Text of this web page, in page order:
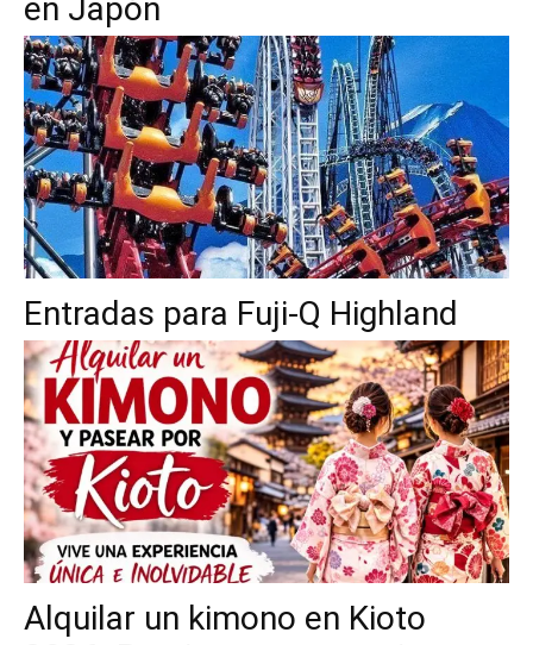
en Japón
Entradas para Fuji-Q Highland
Alquilar un kimono en Kioto